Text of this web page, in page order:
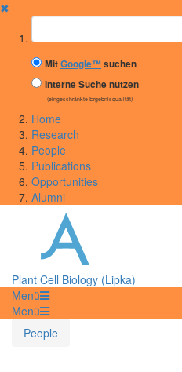
✖
Suchbegriff
MitGoogle™suchen
Interne Suche nutzen
(eingeschränkte Ergebnisqualität)
Home
Research
People
Publications
Opportunities
Alumni
Plant Cell Biology (Lipka)
Menü
Menü
People